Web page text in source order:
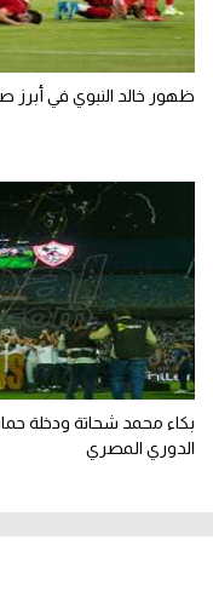
ظهور خالد النبوي في
بكاء محمد شحاتة ودخلة
الدوري المصري